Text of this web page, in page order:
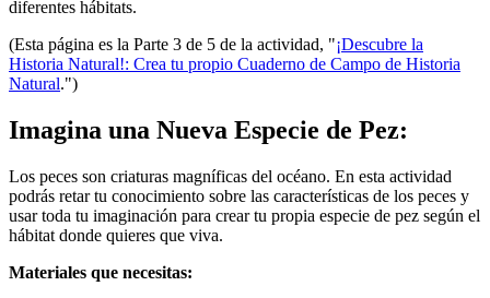
diferentes hábitats.
(Esta página es la Parte 3 de 5 de la actividad, "¡Descubre la
Historia Natural!: Crea tu propio Cuaderno de Campo de Historia
Natural.")
Imagina una Nueva Especie de Pez:
Los peces son criaturas magníficas del océano. En esta actividad
podrás retar tu conocimiento sobre las características de los peces y
usar toda tu imaginación para crear tu propia especie de pez según el
hábitat donde quieres que viva.
Materiales que necesitas: